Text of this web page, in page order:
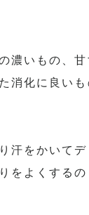
濃いもの、
消化に良い
汗をかいて
をよくするの